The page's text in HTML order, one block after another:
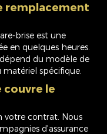
remplacement
brise est une
en quelques heures.
du modèle de
spécifique.
couvre le
votre contrat. Nous
d'assurance